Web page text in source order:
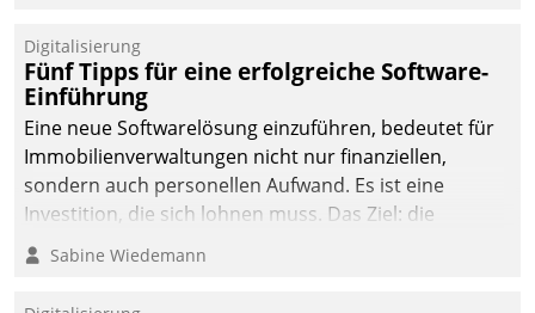
Digitalisierung
Fünf Tipps für eine erfolgreiche Software-
Einführung
Eine neue Softwarelösung einzuführen, bedeutet für
Immobilienverwaltungen nicht nur finanziellen,
sondern auch personellen Aufwand. Es ist eine
Investition, die sich lohnen muss. Das Ziel: die
nachhaltige Optimierung der Geschäftsabläufe. Damit
dieses Ziel erreicht wird, sollten einige Grundregeln
Sabine Wiedemann